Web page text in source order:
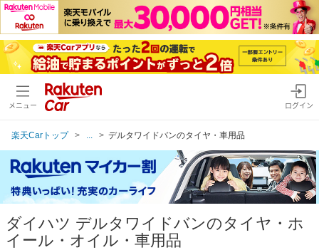
メニュー ログイン
楽天Carトップ デルタワイドバンのタイヤ・車用品
ダイハツ デルタワイドバンのタイヤ・ホ
イール・オイル・車用品